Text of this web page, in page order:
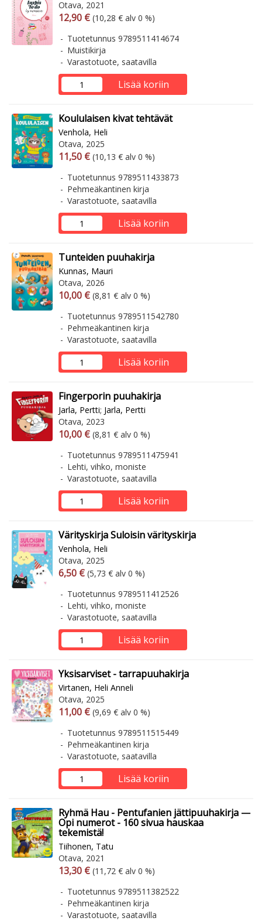
Otava, 2021
Arvonlisäverollinen hinta
12,90 € Arvonlisäveroton hinta
(10,28 € alv 0 %)
Tuotetunnus 9789511414674
Muistikirja
Varastotuote, saatavilla
Lisää koriin
Koululaisen kivat tehtävät
Venhola, Heli
Otava, 2025
Arvonlisäverollinen hinta
11,50 € Arvonlisäveroton hinta
(10,13 € alv 0 %)
Tuotetunnus 9789511433873
Pehmeäkantinen kirja
Varastotuote, saatavilla
Lisää koriin
Tunteiden puuhakirja
Kunnas, Mauri
Otava, 2026
Arvonlisäverollinen hinta
10,00 € Arvonlisäveroton hinta
(8,81 € alv 0 %)
Tuotetunnus 9789511542780
Pehmeäkantinen kirja
Varastotuote, saatavilla
Lisää koriin
Fingerporin puuhakirja
Jarla, Pertti; Jarla, Pertti
Otava, 2023
Arvonlisäverollinen hinta
10,00 € Arvonlisäveroton hinta
(8,81 € alv 0 %)
Tuotetunnus 9789511475941
Lehti, vihko, moniste
Varastotuote, saatavilla
Lisää koriin
Värityskirja Suloisin värityskirja
Venhola, Heli
Otava, 2025
Arvonlisäverollinen hinta
6,50 € Arvonlisäveroton hinta
(5,73 € alv 0 %)
Tuotetunnus 9789511412526
Lehti, vihko, moniste
Varastotuote, saatavilla
Lisää koriin
Yksisarviset - tarrapuuhakirja
Virtanen, Heli Anneli
Otava, 2025
Arvonlisäverollinen hinta
11,00 € Arvonlisäveroton hinta
(9,69 € alv 0 %)
Tuotetunnus 9789511515449
Pehmeäkantinen kirja
Varastotuote, saatavilla
Lisää koriin
Ryhmä Hau - Pentufanien jättipuuhakirja —
Opi numerot - 160 sivua hauskaa
tekemistä!
Tiihonen, Tatu
Otava, 2021
Arvonlisäverollinen hinta
13,30 € Arvonlisäveroton hinta
(11,72 € alv 0 %)
Tuotetunnus 9789511382522
Pehmeäkantinen kirja
Varastotuote, saatavilla